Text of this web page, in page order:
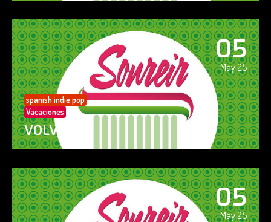
05
May 25
spanish indie pop
Vacaciones
VOLVERÁS
05
May 25